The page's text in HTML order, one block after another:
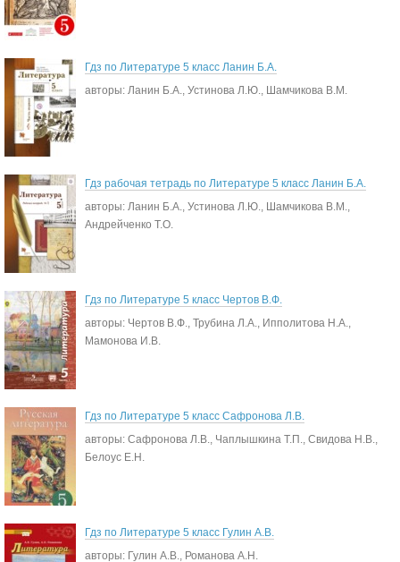
Гдз по Литературе 5 класс Ланин Б.А.
авторы: Ланин Б.А., Устинова Л.Ю., Шамчикова В.М.
Гдз рабочая тетрадь по Литературе 5 класс Ланин Б.А.
авторы: Ланин Б.А., Устинова Л.Ю., Шамчикова В.М.,
Андрейченко Т.О.
Гдз по Литературе 5 класс Чертов В.Ф.
авторы: Чертов В.Ф., Трубина Л.А., Ипполитова Н.А.,
Мамонова И.В.
Гдз по Литературе 5 класс Сафронова Л.В.
авторы: Сафронова Л.В., Чаплышкина Т.П., Свидова Н.В.,
Белоус Е.Н.
Гдз по Литературе 5 класс Гулин А.В.
авторы: Гулин А.В., Романова А.Н.